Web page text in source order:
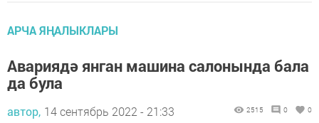
АРЧА ЯҢАЛЫКЛАРЫ
Авариядә янган машина салонында бала
да була
автор, 14 сентябрь 2022 - 21:33 2515 0 0